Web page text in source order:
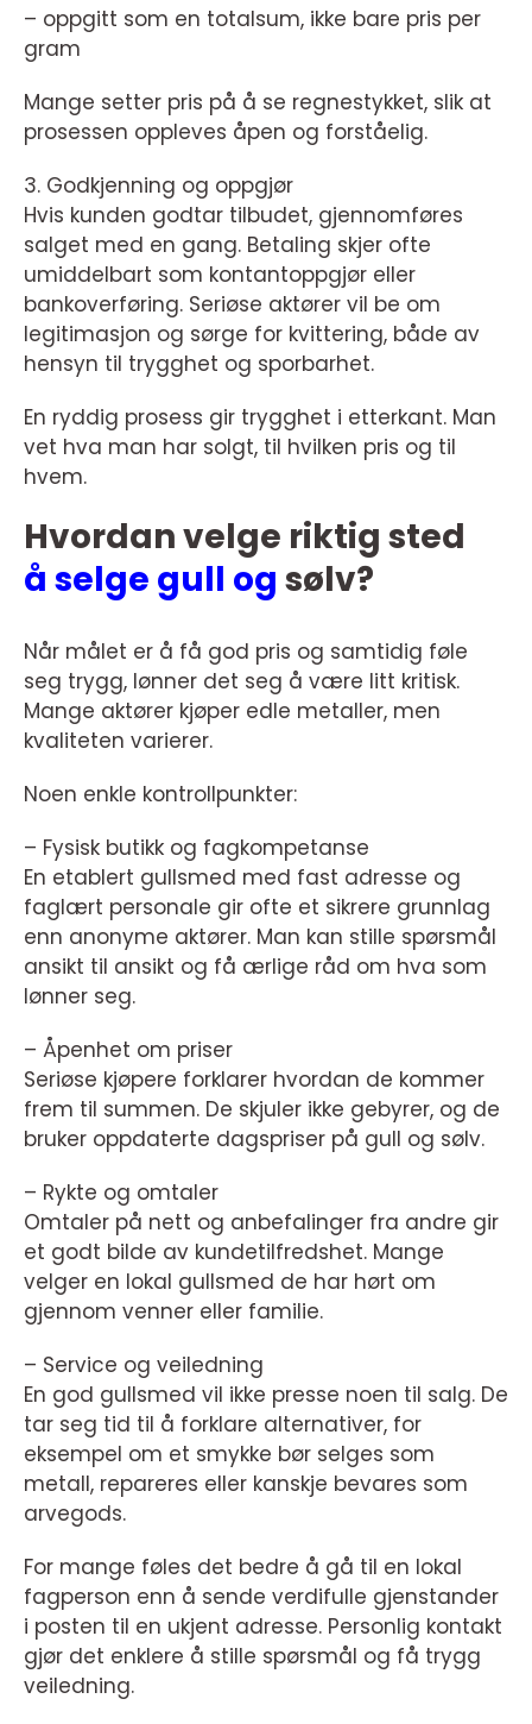
– oppgitt som en totalsum, ikke bare pris per
gram
Mange setter pris på å se regnestykket, slik at
prosessen oppleves åpen og forståelig.
3. Godkjenning og oppgjør
Hvis kunden godtar tilbudet, gjennomføres
salget med en gang. Betaling skjer ofte
umiddelbart som kontantoppgjør eller
bankoverføring. Seriøse aktører vil be om
legitimasjon og sørge for kvittering, både av
hensyn til trygghet og sporbarhet.
En ryddig prosess gir trygghet i etterkant. Man
vet hva man har solgt, til hvilken pris og til
hvem.
Hvordan velge riktig sted
å selge gull og sølv?
Når målet er å få god pris og samtidig føle
seg trygg, lønner det seg å være litt kritisk.
Mange aktører kjøper edle metaller, men
kvaliteten varierer.
Noen enkle kontrollpunkter:
– Fysisk butikk og fagkompetanse
En etablert gullsmed med fast adresse og
faglært personale gir ofte et sikrere grunnlag
enn anonyme aktører. Man kan stille spørsmål
ansikt til ansikt og få ærlige råd om hva som
lønner seg.
– Åpenhet om priser
Seriøse kjøpere forklarer hvordan de kommer
frem til summen. De skjuler ikke gebyrer, og de
bruker oppdaterte dagspriser på gull og sølv.
– Rykte og omtaler
Omtaler på nett og anbefalinger fra andre gir
et godt bilde av kundetilfredshet. Mange
velger en lokal gullsmed de har hørt om
gjennom venner eller familie.
– Service og veiledning
En god gullsmed vil ikke presse noen til salg. De
tar seg tid til å forklare alternativer, for
eksempel om et smykke bør selges som
metall, repareres eller kanskje bevares som
arvegods.
For mange føles det bedre å gå til en lokal
fagperson enn å sende verdifulle gjenstander
i posten til en ukjent adresse. Personlig kontakt
gjør det enklere å stille spørsmål og få trygg
veiledning.